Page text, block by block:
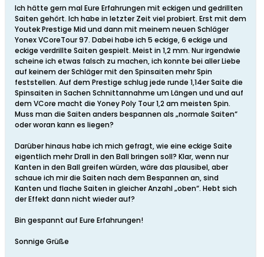
Ich hätte gern mal Eure Erfahrungen mit eckigen und gedrillten
Saiten gehört. Ich habe in letzter Zeit viel probiert. Erst mit dem
Youtek Prestige Mid und dann mit meinem neuen Schläger
Yonex VCoreTour 97. Dabei habe ich 5 eckige, 6 eckige und
eckige verdrillte Saiten gespielt. Meist in 1,2 mm. Nur irgendwie
scheine ich etwas falsch zu machen, ich konnte bei aller Liebe
auf keinem der Schläger mit den Spinsaiten mehr Spin
feststellen. Auf dem Prestige schlug jede runde 1,14er Saite die
Spinsaiten in Sachen Schnittannahme um Längen und und auf
dem VCore macht die Yoney Poly Tour 1,2 am meisten Spin.
Muss man die Saiten anders bespannen als „normale Saiten“
oder woran kann es liegen?
Darüber hinaus habe ich mich gefragt, wie eine eckige Saite
eigentlich mehr Drall in den Ball bringen soll? Klar, wenn nur
Kanten in den Ball greifen würden, wäre das plausibel, aber
schaue ich mir die Saiten nach dem Bespannen an, sind
Kanten und flache Saiten in gleicher Anzahl „oben“. Hebt sich
der Effekt dann nicht wieder auf?
Bin gespannt auf Eure Erfahrungen!
Sonnige Grüße